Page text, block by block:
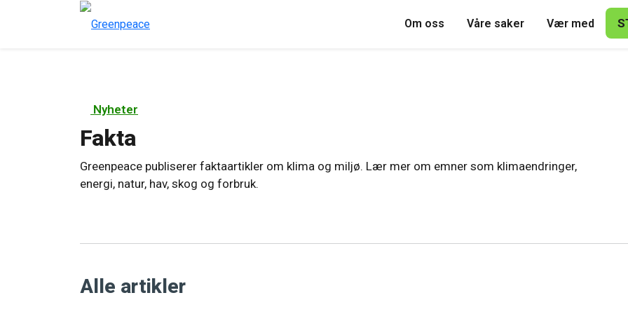
Om oss Våre saker Vær med
Nyheter
Fakta
Greenpeace publiserer faktaartikler om klima og miljø. Lær mer om emner som klimaendringer,
energi, natur, hav, skog og forbruk.
Alle artikler